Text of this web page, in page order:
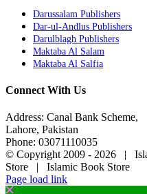
Darussalam Publishers
Dar-ul-Andlus Publishers
Darulblagh Publishers
Maktaba Al Salam
Maktaba Al Salfia
Connect With Us
Address: Canal Bank Scheme,
Lahore, Pakistan
Phone: 03071110035
© Copyright 2009 - 2026 |
Store | Islamic Book Store
Page load link